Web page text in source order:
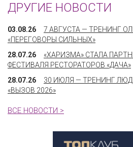
ДРУГИЕ НОВОСТИ
03.08.26
7 АВГУСТА — ТРЕНИНГ
«ПЕРЕГОВОРЫ СИЛЬНЫХ»
28.07.26
«ХАРИЗМА» СТАЛА
ФЕСТИВАЛЯ РЕСТОРАТОРОВ «ДАЧА»
28.07.26
30 ИЮЛЯ — ТРЕНИНГ
«ВЫЗОВ 2026»
ВСЕ НОВОСТИ >